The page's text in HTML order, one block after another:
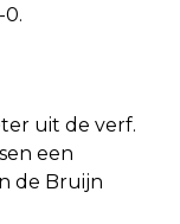
uit de verf.
een
de Bruijn